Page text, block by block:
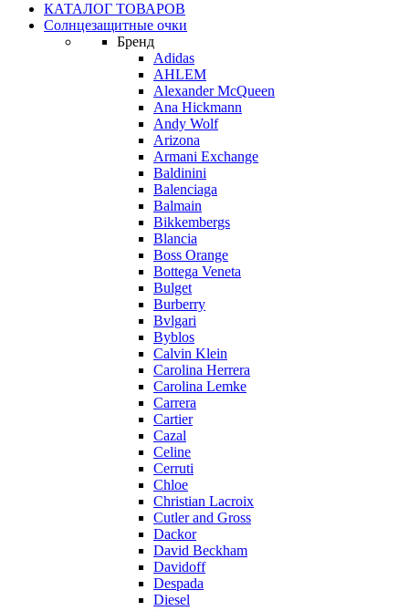
КАТАЛОГ ТОВАРОВ
Солнцезащитные очки
Бренд
Adidas
AHLEM
Alexander McQueen
Ana Hickmann
Andy Wolf
Arizona
Armani Exchange
Baldinini
Balenciaga
Balmain
Bikkembergs
Blancia
Boss Orange
Bottega Veneta
Bulget
Burberry
Bvlgari
Byblos
Calvin Klein
Carolina Herrera
Carolina Lemke
Carrera
Cartier
Cazal
Celine
Cerruti
Chloe
Christian Lacroix
Cutler and Gross
Dackor
David Beckham
Davidoff
Despada
Diesel